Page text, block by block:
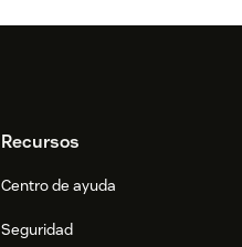
Recursos
Centro de ayuda
Seguridad